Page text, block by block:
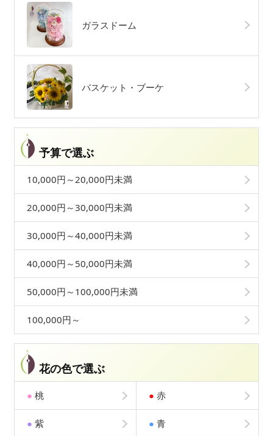
ガラスドーム
バスケット・ブーケ
予算で選ぶ
10,000円～20,000円未満
20,000円～30,000円未満
30,000円～40,000円未満
40,000円～50,000円未満
50,000円～100,000円未満
100,000円～
花の色で選ぶ
● 桃 ● 赤
● 紫 ● 青